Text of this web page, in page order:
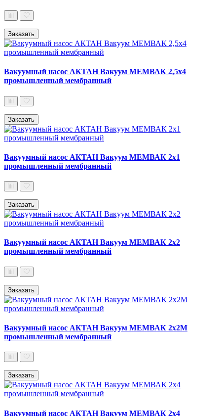
Заказать
Вакуумный насос АКТАН Вакуум МЕМВАК 2,5х4
промышленный мембранный
Заказать
Вакуумный насос АКТАН Вакуум МЕМВАК 2х1
промышленный мембранный
Заказать
Вакуумный насос АКТАН Вакуум МЕМВАК 2х2
промышленный мембранный
Заказать
Вакуумный насос АКТАН Вакуум МЕМВАК 2х2М
промышленный мембранный
Заказать
Вакуумный насос АКТАН Вакуум МЕМВАК 2х4